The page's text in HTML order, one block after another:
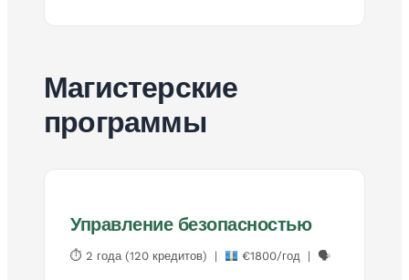
Магистерские
программы
Управление безопасностью
⏱ 2 года (120 кредитов) | €1800/год | 🗣